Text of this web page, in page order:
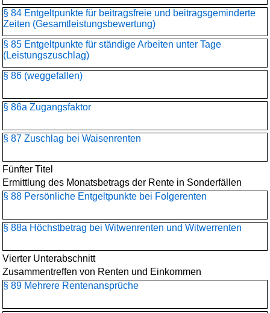
§ 84 Entgeltpunkte für beitragsfreie und beitragsgeminderte
Zeiten (Gesamtleistungsbewertung)
§ 85 Entgeltpunkte für ständige Arbeiten unter Tage
(Leistungszuschlag)
§ 86 (weggefallen)
§ 86a Zugangsfaktor
§ 87 Zuschlag bei Waisenrenten
Fünfter Titel
Ermittlung des Monatsbetrags der Rente in Sonderfällen
§ 88 Persönliche Entgeltpunkte bei Folgerenten
§ 88a Höchstbetrag bei Witwenrenten und Witwerrenten
Vierter Unterabschnitt
Zusammentreffen von Renten und Einkommen
§ 89 Mehrere Rentenansprüche